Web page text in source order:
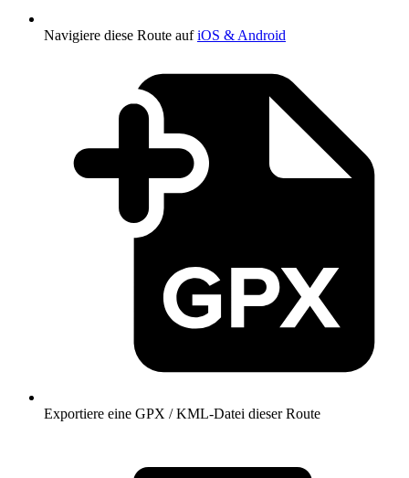
Navigiere diese Route aufiOS & Android
Exportiere eine GPX / KML-Datei dieser Route